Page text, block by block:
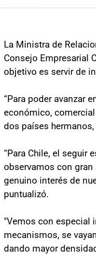
La Ministra de
Consejo Empresarial
objetivo es servir de
“Para poder avanzar
económico,
dos países
“Para Chile, el seguir
observamos con
genuino interés de
puntualizó.
"Vemos con especial
mecanismos, se
dando mayor